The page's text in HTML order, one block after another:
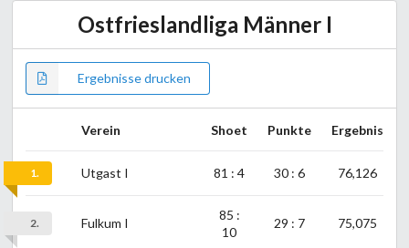
Ostfrieslandliga Männer I
Ergebnisse drucken
Verein Shoet Punkte Ergebnis
1. Utgast I 81 : 4 30 : 6 76,126
2. Fulkum I
85 :
10
29 : 7 75,075